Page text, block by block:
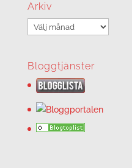
Arkiv
Arkiv
Bloggtjänster